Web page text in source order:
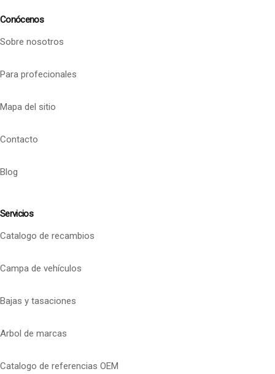
Conócenos
Sobre nosotros
Para profecionales
Mapa del sitio
Contacto
Blog
Servicios
Catalogo de recambios
Campa de vehículos
Bajas y tasaciones
Arbol de marcas
Catalogo de referencias OEM